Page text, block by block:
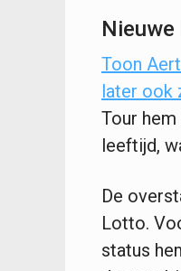
Toon
later ook
Tour
leeftijd,
De
Lotto.
status